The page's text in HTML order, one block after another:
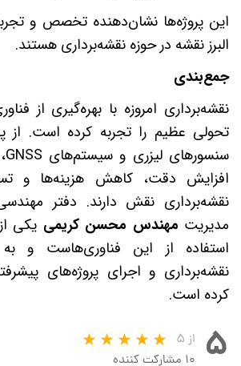
این پروژه‌ها نشان‌دهنده تخصص و
البرز نقشه در حوزه نقشه‌برداری هستند.
جمع‌بندی
نقشه‌برداری امروزه با بهره‌گیری از
تحولی عظیم را تجربه کرده است. از
سنسورهای لیزری و سیستم‌های
افزایش دقت، کاهش هزینه‌ها و
نقشه‌برداری نقش دارند. دفتر
مدیریت مهندس محسن کریمی یکی
استفاده از این فناوری‌هاست و
نقشه‌برداری و اجرای پروژه‌های
کرده است.
۵
از ۵
۱۰ مشارکت کننده